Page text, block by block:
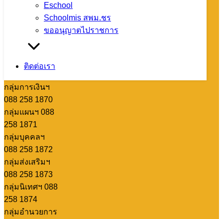
Eschool
Schoolmis สพม.ชร
ขออนุญาตไปราชการ
ติดต่อเรา
หมายเลขติดต่อ
แต่ละกลุ่ม/
กลุ่มการเงินฯ
088 258 1870
กลุ่มแผนฯ 088
258 1871
กลุ่มบุคคลฯ
088 258 1872
กลุ่มส่งเสริมฯ
088 258 1873
กลุ่มนิเทศฯ 088
258 1874
กลุ่มอำนวยการ